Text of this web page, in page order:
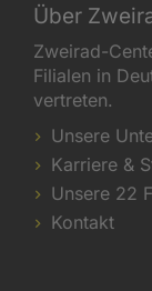
Über
Zweirad-
Filialen in
vertreten.
Unsere
Karriere &
Unsere 22
Kontakt